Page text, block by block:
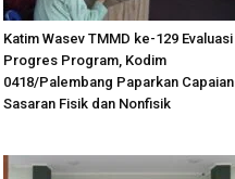
Katim Wasev TMMD ke-129 Evaluasi
Progres Program, Kodim
0418/Palembang Paparkan Capaian
Sasaran Fisik dan Nonfisik